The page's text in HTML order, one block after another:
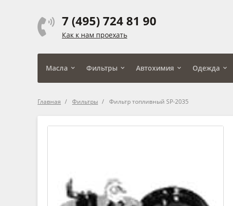
7 (495) 724 81 90
Как к нам проехать
Масла Фильтры Автохимия Одежда
Главная Фильтры Фильтр топливный SP-2035